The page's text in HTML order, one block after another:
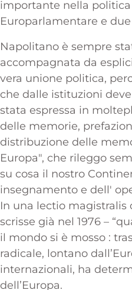
importante nella
Europarlamentare e
Napolitano è sempre
accompagnata da
vera unione politica,
che dalle istituzioni
stata espressa in
delle memorie,
distribuzione delle
Europa", che rileggo
su cosa il nostro
insegnamento e dell'
In una lectio magistralis
scrisse già nel 1976 –
il mondo si è mosso :
radicale, lontano
internazionali, ha
dell’Europa.